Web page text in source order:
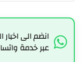
انضم الى اخبار
عبر خدمة